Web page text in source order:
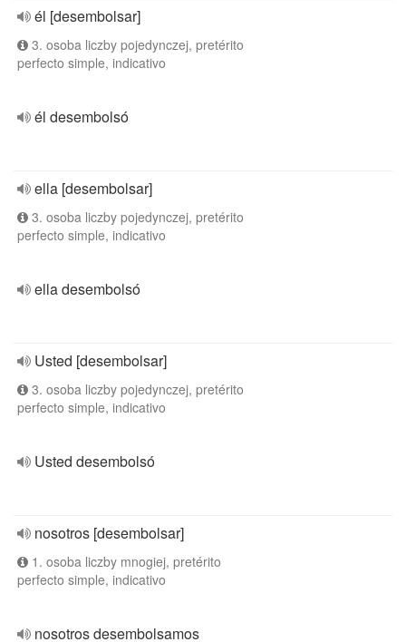
él [desembolsar]
3. osoba liczby pojedynczej, pretérito
perfecto simple, indicativo
él desembolsó
ella [desembolsar]
3. osoba liczby pojedynczej, pretérito
perfecto simple, indicativo
ella desembolsó
Usted [desembolsar]
3. osoba liczby pojedynczej, pretérito
perfecto simple, indicativo
Usted desembolsó
nosotros [desembolsar]
1. osoba liczby mnogiej, pretérito
perfecto simple, indicativo
nosotros desembolsamos